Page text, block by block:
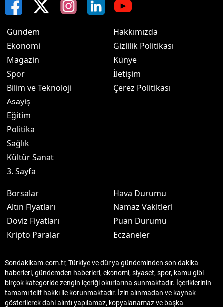
Gündem
Ekonomi
Magazin
Spor
Bilim ve Teknoloji
Asayiş
Eğitim
Politika
Sağlık
Kültür Sanat
3. Sayfa
Hakkımızda
Gizlilik Politikası
Künye
İletişim
Çerez Politikası
Borsalar
Altın Fiyatları
Döviz Fiyatları
Kripto Paralar
Hava Durumu
Namaz Vakitleri
Puan Durumu
Eczaneler
Sondakikam.com.tr, Türkiye ve dünya gündeminden son dakika
haberleri, gündemden haberleri, ekonomi, siyaset, spor, kamu gibi
birçok kategoride zengin içeriği okurlarına sunmaktadır. İçeriklerinin
tamamı telif hakkı ile korunmaktadır. İzin alınmadan ve kaynak
gösterilerek dahi alıntı yapılamaz, kopyalanamaz ve başka